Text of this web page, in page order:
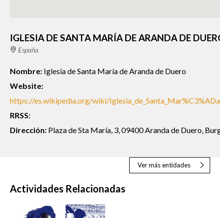
IGLESIA DE SANTA MARÍA DE ARANDA DE
España
Nombre: Iglesia de Santa María de Aranda de Duero
Website:
https://es.wikipedia.org/wiki/
RRSS:
Dirección: Plaza de Sta María, 3, 09400 Aranda de Duero,
Ver más entidades
Actividades Relacionadas